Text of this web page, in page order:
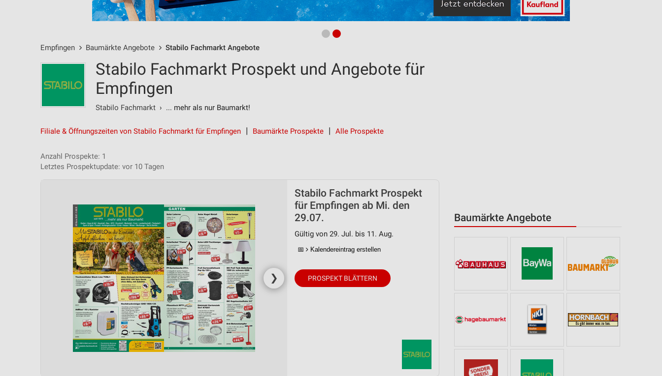
Empfingen Baumärkte Angebote Stabilo Fachmarkt Angebote
Baumärkte Angebote
Stabilo Fachmarkt Prospekt und Angebote für
Empfingen
Stabilo Fachmarkt › ... mehr als nur Baumarkt!
Filiale & Öffnungszeiten von Stabilo Fachmarkt für Empfingen Baumärkte Prospekte Alle Prospekte
Anzahl Prospekte: 1
Letztes Prospektupdate: vor 10 Tagen
❯
Stabilo Fachmarkt Prospekt
für Empfingen ab Mi. den
29.07.
Gültig von 29. Jul. bis 11. Aug.
📅 Kalendereintrag erstellen
PROSPEKT BLÄTTERN